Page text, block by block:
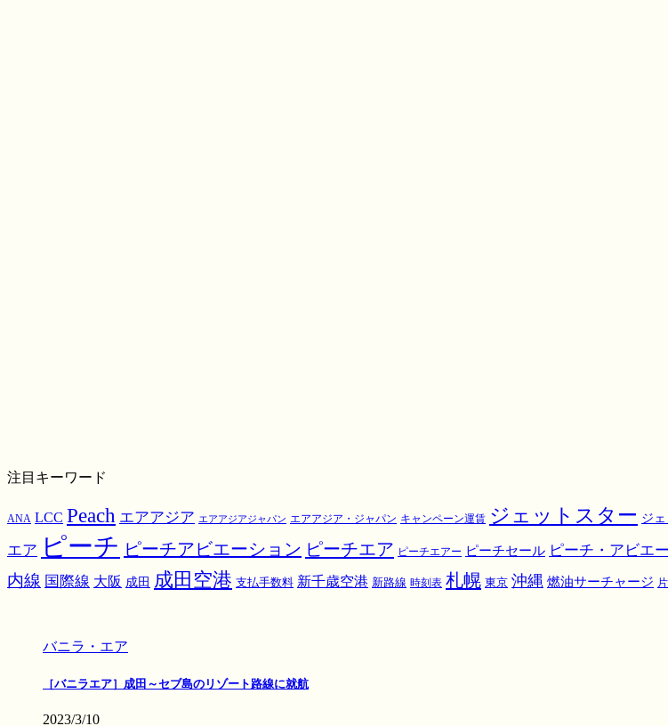
注目キーワード
ANA LCC Peach エアアジア エアアジアジャパン エアアジア・ジャパン キャンペーン運賃 ジェットスター ジ
エア ピーチ ピーチアビエーション ピーチエア ピーチエアー ピーチセール ピーチ・アビエ
内線 国際線 大阪 成田 成田空港 支払手数料 新千歳空港 新路線 時刻表 札幌 東京 沖縄 燃油サーチャージ
バニラ・エア
［バニラエア］成田～セブ島のリゾート路線に就航
2023/3/10